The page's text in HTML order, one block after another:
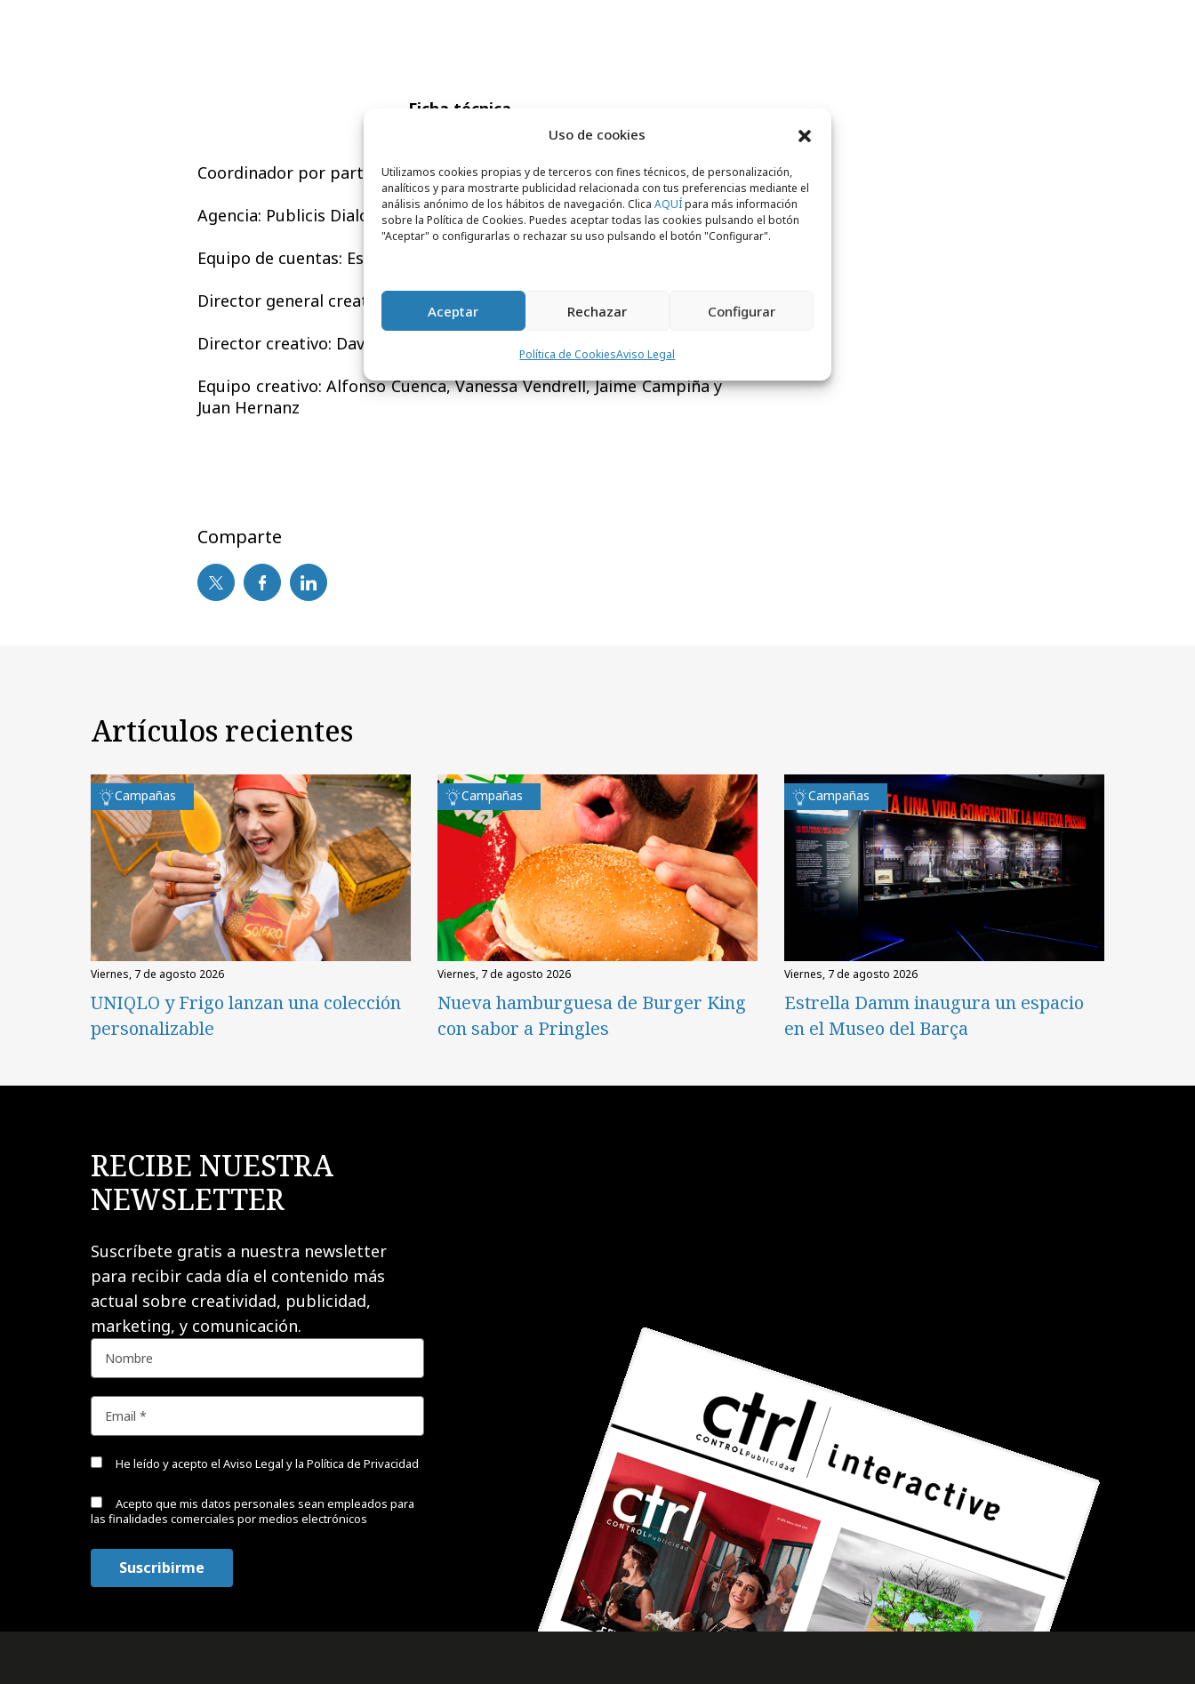
Uso de cookies
Utilizamos cookies propias y de terceros con fines técnicos, de personalización,
analíticos y para mostrarte publicidad relacionada con tus preferencias mediante el
análisis anónimo de los hábitos de navegación. Clica AQUÍpara más información
sobre la Política de Cookies. Puedes aceptar todas las cookies pulsando el botón
"Aceptar" o configurarlas o rechazar su uso pulsando el botón "Configurar".
Aceptar Rechazar Configurar
Política de CookiesAviso Legal
Ficha técnica
Coordinador por parte de Maxxium: Carlos Hussey
Agencia: Publicis Dialog
Equipo de cuentas: Esteban Bernaldo de Quirós y Armando Arratta
Director general creativo: Arturo López
Director creativo: David Cavanilles
Equipo creativo: Alfonso Cuenca, Vanessa Vendrell, Jaime Campiña y
Juan Hernanz
Comparte
Artículos recientes
Campañas
viernes, 7 de agosto 2026
UNIQLO y Frigo lanzan una colección
personalizable
Campañas
viernes, 7 de agosto 2026
Nueva hamburguesa de Burger King
con sabor a Pringles
Campañas
viernes, 7 de agosto 2026
Estrella Damm inaugura un espacio
en el Museo del Barça
RECIBE NUESTRA
NEWSLETTER
Suscríbete gratis a nuestra newsletter
para recibir cada día el contenido más
actual sobre creatividad, publicidad,
marketing, y comunicación.
He leído y acepto el Aviso Legal y la Política de Privacidad
Acepto que mis datos personales sean empleados para
las finalidades comerciales por medios electrónicos